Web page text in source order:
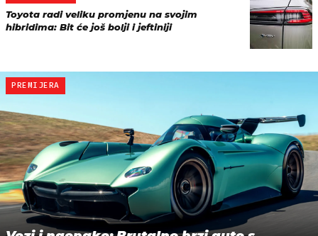
Toyota radi veliku promjenu na svojim
hibridima: Bit će još bolji i jeftiniji
PREMIJERA